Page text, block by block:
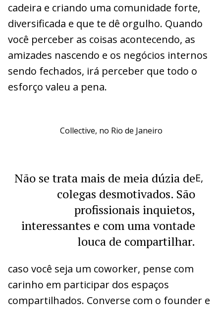
cadeira e criando uma comunidade forte,
diversificada e que te dê orgulho. Quando
você perceber as coisas acontecendo, as
amizades nascendo e os negócios internos
sendo fechados, irá perceber que todo o
esforço valeu a pena.
Collective, no Rio de Janeiro
Não se trata mais de meia dúzia de
colegas desmotivados. São
profissionais inquietos,
interessantes e com uma vontade
louca de compartilhar.
E,
caso você seja um coworker, pense com
carinho em participar dos espaços
compartilhados. Converse com o founder e